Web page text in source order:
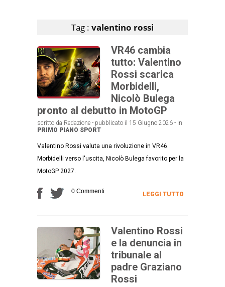
Tag : valentino rossi
VR46 cambia
tutto: Valentino
Rossi scarica
Morbidelli,
Nicolò Bulega
pronto al debutto in MotoGP
scritto da Redazione - pubblicato il 15 Giugno 2026 - in
PRIMO PIANO SPORT
Valentino Rossi valuta una rivoluzione in VR46.
Morbidelli verso l'uscita, Nicolò Bulega favorito per la
MotoGP 2027.
0 Commenti LEGGI TUTTO
Valentino Rossi
e la denuncia in
tribunale al
padre Graziano
Rossi